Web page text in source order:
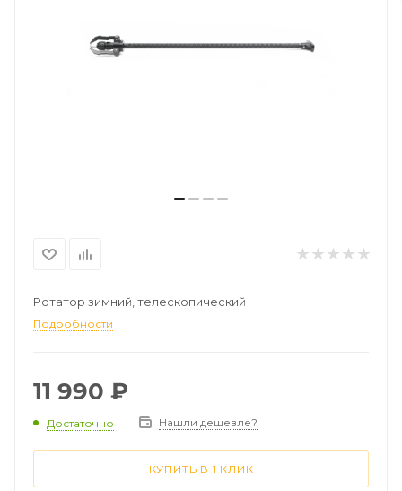
Ротатор зимний, телескопический
Подробности
11 990 ₽
Достаточно Нашли дешевле?
КУПИТЬ В 1 КЛИК